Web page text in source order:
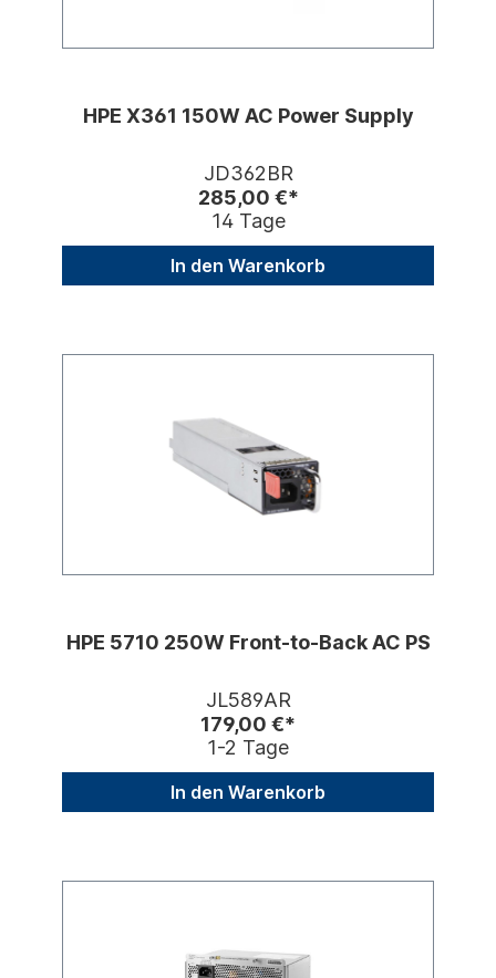
HPE X361 150W AC Power Supply
JD362BR
285,00 €*
14 Tage
In den Warenkorb
HPE 5710 250W Front-to-Back AC PS
JL589AR
179,00 €*
1-2 Tage
In den Warenkorb